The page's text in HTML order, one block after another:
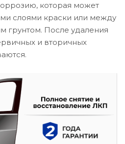
которая может
слоями краски или между
грунтом. После удаления
и вторичных